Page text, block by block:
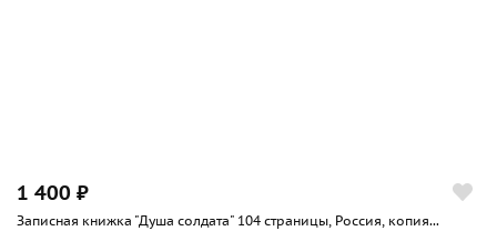
1 400 ₽
Записная книжка "Душа солдата" 104 страницы, Россия, копия...